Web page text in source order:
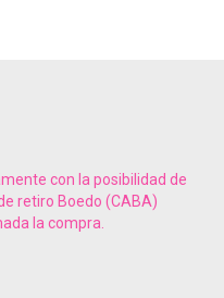
con la posibilidad de
retiro Boedo (CABA)
la compra.